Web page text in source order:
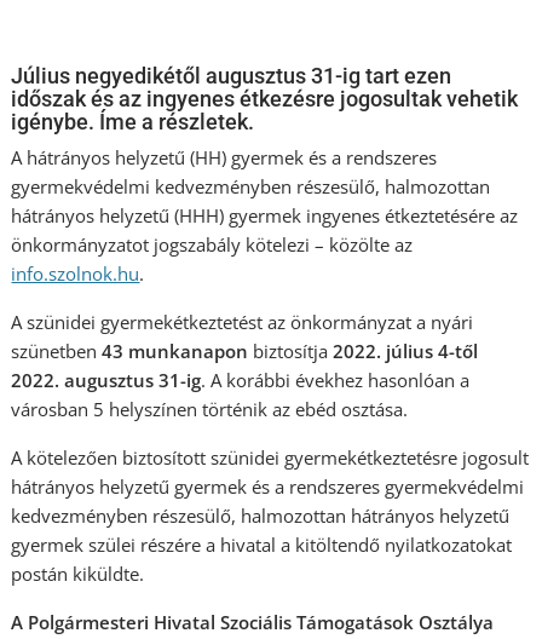
Július negyedikétől augusztus 31-ig tart ezen
időszak és az ingyenes étkezésre jogosultak vehetik
igénybe. Íme a részletek.
A hátrányos helyzetű (HH) gyermek és a rendszeres
gyermekvédelmi kedvezményben részesülő, halmozottan
hátrányos helyzetű (HHH) gyermek ingyenes étkeztetésére az
önkormányzatot jogszabály kötelezi – közölte az
info.szolnok.hu.
A szünidei gyermekétkeztetést az önkormányzat a nyári
szünetben43 munkanapon biztosítja2022. július 4-től
2022. augusztus 31-ig. A korábbi évekhez hasonlóan a
városban 5 helyszínen történik az ebéd osztása.
A kötelezően biztosított szünidei gyermekétkeztetésre jogosult
hátrányos helyzetű gyermek és a rendszeres gyermekvédelmi
kedvezményben részesülő, halmozottan hátrányos helyzetű
gyermek szülei részére a hivatal a kitöltendő nyilatkozatokat
postán kiküldte.
A Polgármesteri Hivatal Szociális Támogatások Osztálya